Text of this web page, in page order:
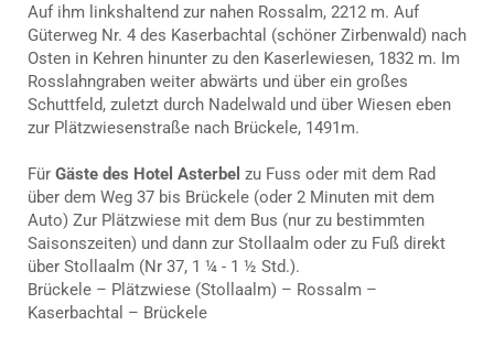
Auf ihm linkshaltend zur nahen Rossalm, 2212 m. Auf
Güterweg Nr. 4 des Kaserbachtal (schöner Zirbenwald) nach
Osten in Kehren hinunter zu den Kaserlewiesen, 1832 m. Im
Rosslahngraben weiter abwärts und über ein großes
Schuttfeld, zuletzt durch Nadelwald und über Wiesen eben
zur Plätzwiesenstraße nach Brückele, 1491m.
Für Gäste des Hotel Asterbel zu Fuss oder mit dem Rad
über dem Weg 37 bis Brückele (oder 2 Minuten mit dem
Auto) Zur Plätzwiese mit dem Bus (nur zu bestimmten
Saisonszeiten) und dann zur Stollaalm oder zu Fuß direkt
über Stollaalm (Nr 37, 1 ¼ - 1 ½ Std.).
Brückele – Plätzwiese (Stollaalm) – Rossalm –
Kaserbachtal – Brückele